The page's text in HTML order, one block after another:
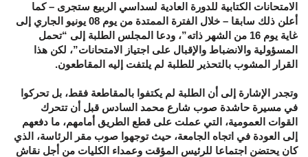
الامتحانات الكتابية للدورة العادية لسداسي الربيع ستجرى – كما
أعلن ذلك سابقا – خلال الفترة الممتدة من يوم 08 يونيو الجاري إلى
غاية يوم 16 من الشهر ذاته”، ودعا المجلس الطلبة إلى “تحمل
المسؤولية والانضباط والإقبال على اجتياز الامتحانات”، لكن هذا
القرار المشوب بالتحذير للطلبة لم يلتفت إليه المقاطعون.
وتجدر الإشارة إلى أن الطلبة لم يكتفوا بالمقاطعة فقط، بل تحركوا
في مسيرة حاشدة صوب شارع محمد السادس قبل أن تتحرك
القوات العمومية، التي عملت على قطع الطريق أمامهم، ما دفعهم
إلى العودة في اتجاه الجامعة، حيث توجهوا صوب مقر الرئاسة، الذي
كان يحتضن اجتماعا للرئيس المؤقت وعمداء الكليات من أجل نقاش